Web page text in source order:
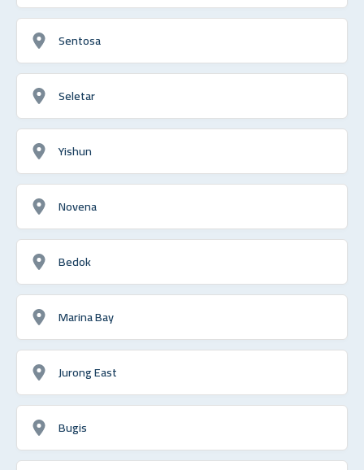
Sentosa
Seletar
Yishun
Novena
Bedok
Marina Bay
Jurong East
Bugis